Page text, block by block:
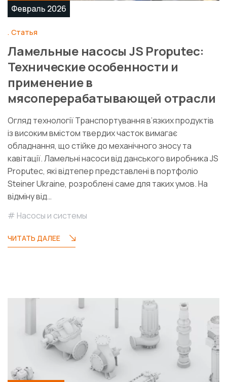
Февраль 2026
Статья
Ламельные насосы JS Proputec:
Технические особенности и
применение в
мясоперерабатывающей отрасли
Огляд технології Транспортування в’язких продуктів
із високим вмістом твердих часток вимагає
обладнання, що стійке до механічного зносу та
кавітації. Ламельні насоси від данського виробника JS
Proputec, які відтепер представлені в портфоліо
Steiner Ukraine, розроблені саме для таких умов. На
відміну від…
Насосы и системы
ЧИТАТЬ ДАЛЕЕ